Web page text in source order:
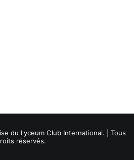
du Lyceum Club International. | Tous
réservés.